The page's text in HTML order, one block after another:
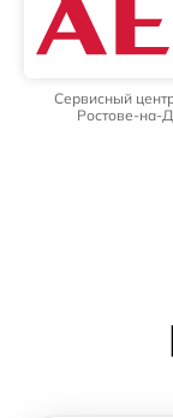
Сервисный
Ростове-на-